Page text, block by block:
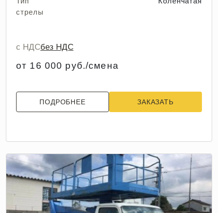
стрелы
с НДСбез НДС
от 16 000 руб./смена
ПОДРОБНЕЕ ЗАКАЗАТЬ